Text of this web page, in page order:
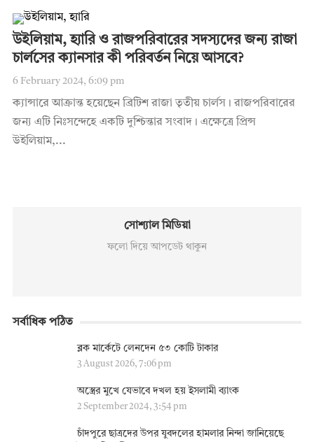
উইলিয়াম, হ্যারি ও রাজপরিবারের সদস্যদের জন্য রাজা
চার্লসের ক্যানসার কী পরিবর্তন নিয়ে আসবে?
6 February 2024, 6:09 pm
ক্যান্সারে আক্রান্ত হয়েছেন ব্রিটিশ রাজা তৃতীয় চার্লস। রাজপরিবারের
জন্য এটি নিঃসন্দেহে একটি দুশ্চিন্তার সংবাদ। এক্ষেত্রে প্রিন্স
উইলিয়াম,...
সোশ্যাল মিডিয়া
ফলো দিয়ে আপডেট থাকুন
সর্বাধিক পঠিত
ব্লক মার্কেটে লেনদেন ৫৩ কোটি টাকার
3 August 2026, 7:06 pm
অস্ত্রের মুখে যেভাবে দখল হয় ইসলামী ব্যাংক
2 September 2024, 3:54 pm
চাঁদপুরে ছাত্রদের উপর যুবদলের হামলার নিন্দা জানিয়েছে